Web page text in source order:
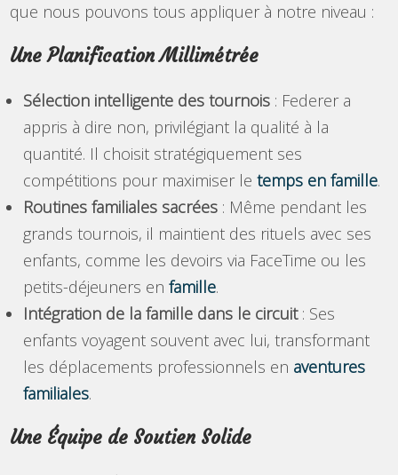
que nous pouvons tous appliquer à notre niveau :
Une Planification Millimétrée
Sélection intelligente des tournois : Federer a
appris à dire non, privilégiant la qualité à la
quantité. Il choisit stratégiquement ses
compétitions pour maximiser letemps en famille.
Routines familiales sacrées : Même pendant les
grands tournois, il maintient des rituels avec ses
enfants, comme les devoirs via FaceTime ou les
petits-déjeuners enfamille.
Intégration de la famille dans le circuit: Ses
enfants voyagent souvent avec lui, transformant
les déplacements professionnels en aventures
familiales.
Une Équipe de Soutien Solide